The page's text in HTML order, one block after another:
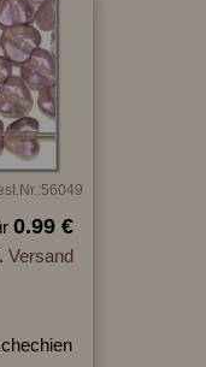
0.99 €
Versand